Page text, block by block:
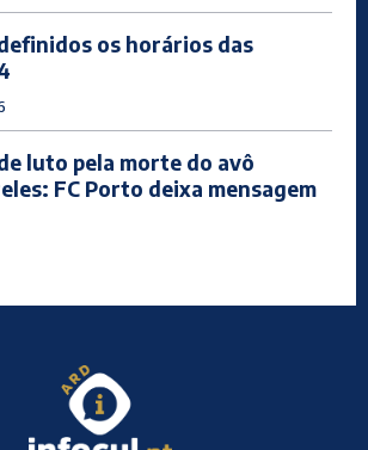
os horários das
luto pela morte do avô
FC Porto deixa mensagem